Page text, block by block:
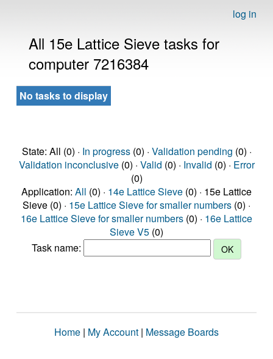
log in
All 15e Lattice Sieve tasks for
computer 7216384
No tasks to display
State: All (0) · In progress(0) · Validation pending (0) ·
Validation inconclusive(0) · Valid (0) · Invalid (0) · Error
(0)
Application: All (0) · 14e Lattice Sieve (0) · 15e Lattice
Sieve (0) · 15e Lattice Sieve for smaller numbers (0) ·
16e Lattice Sieve for smaller numbers (0) · 16e Lattice
Sieve V5 (0)
Task name:
Home | My Account | Message Boards